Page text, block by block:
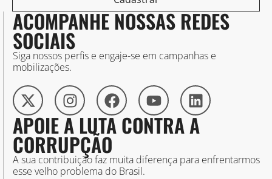
ACOMPANHE NOSSAS REDES
SOCIAIS
Siga nossos perfis e engaje-se em campanhas e
mobilizações.
APOIE A LUTA CONTRA A
CORRUPÇÃO
A sua contribuição faz muita diferença para enfrentarmos
esse velho problema do Brasil.